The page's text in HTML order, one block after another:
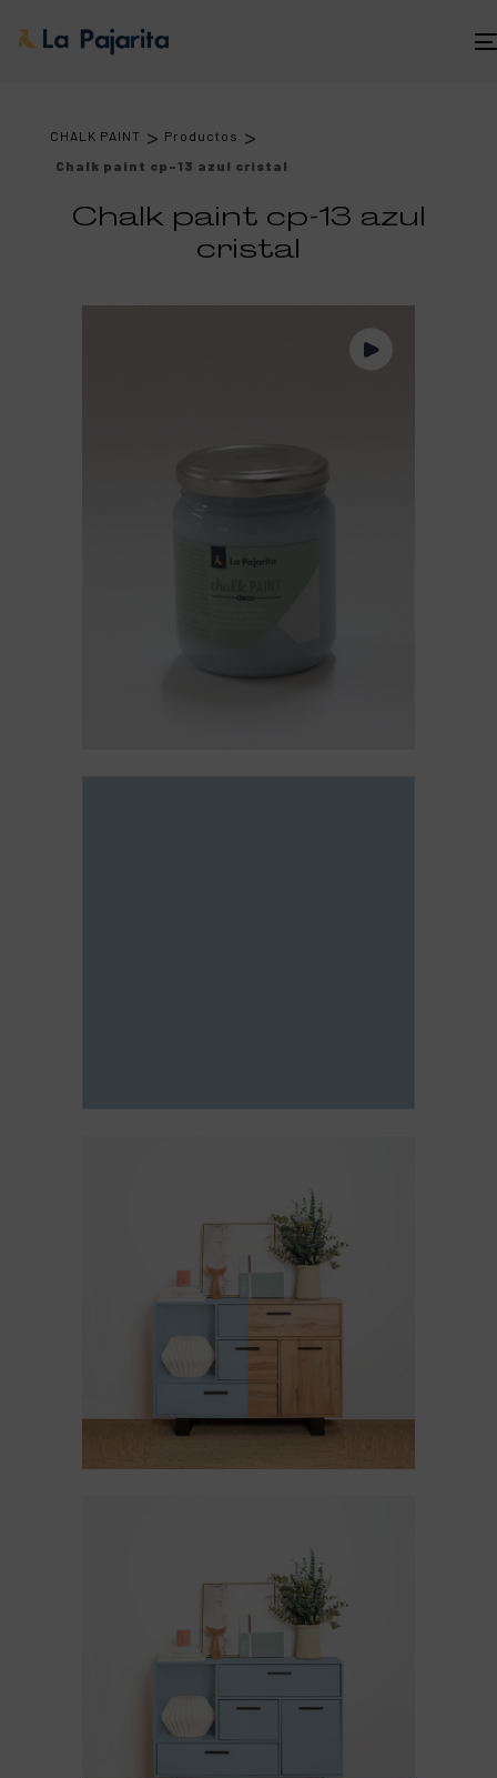
CHALK PAINT > Productos >
Chalk paint cp-13 azul cristal
Chalk paint cp-13 azul
cristal